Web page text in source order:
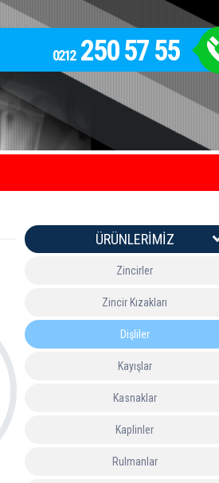
0212 250 57 55
ÜRÜNLERIMIZ
Zincirler
Zincir Kızakları
Dişliler
Kayışlar
Kasnaklar
Kaplinler
Rulmanlar